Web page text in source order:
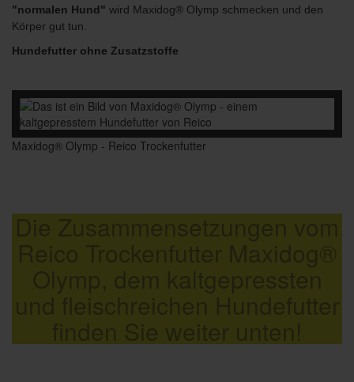
"normalen Hund" wird Maxidog® Olymp schmecken und den
Körper gut tun.
Hundefutter ohne Zusatzstoffe
Maxidog® Olymp - Reico Trockenfutter